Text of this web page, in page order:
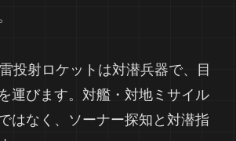
投射ロケットは対潜兵器で、目
運びます。対艦・対地ミサイル
はなく、ソーナー探知と対潜指